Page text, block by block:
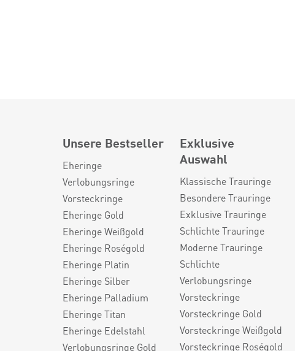
Unsere Bestseller
Eheringe
Verlobungsringe
Vorsteckringe
Eheringe Gold
Eheringe Weißgold
Eheringe Roségold
Eheringe Platin
Eheringe Silber
Eheringe Palladium
Eheringe Titan
Eheringe Edelstahl
Verlobungsringe Gold
Exklusive
Auswahl
Klassische Trauringe
Besondere Trauringe
Exklusive Trauringe
Schlichte Trauringe
Moderne Trauringe
Schlichte
Verlobungsringe
Vorsteckringe
Vorsteckringe Gold
Vorsteckringe Weißgold
Vorsteckringe Roségold